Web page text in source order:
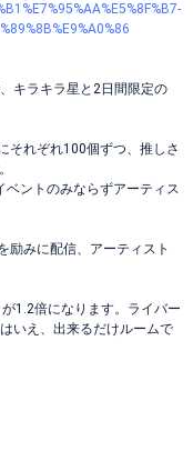
キラキラ星と2日間限定の
それぞれ100個ずつ、推しさ
ベントのみならずアーティス
励みに配信、アーティスト
1.2倍になります。ライバー
いえ、出来るだけルームで